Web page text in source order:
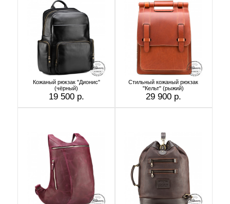
Кожаный рюкзак "Дионис"
(чёрный)
19 500 р.
Стильный кожаный рюкзак
"Кельт" (рыжий)
29 900 р.